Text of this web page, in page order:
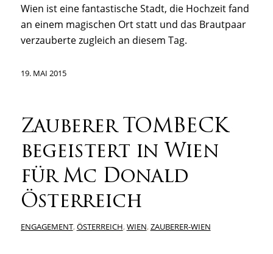
Wien ist eine fantastische Stadt, die Hochzeit fand
an einem magischen Ort statt und das Brautpaar
verzauberte zugleich an diesem Tag.
19. MAI 2015
Zauberer TOMBECK
begeistert in Wien
für Mc Donald
Österreich
ENGAGEMENT,ÖSTERREICH,WIEN,ZAUBERER-WIEN